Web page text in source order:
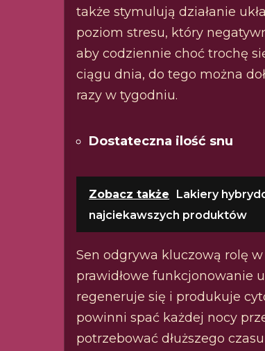
także stymulują działanie
poziom stresu, który
aby codziennie choć trochę
ciągu dnia, do tego można
razy w tygodniu.
Dostateczna ilość snu
Zobacz także
Lakiery
najciekawszych produktów
Sen odgrywa kluczową rolę
prawidłowe funkcjonowanie
regeneruje się i produkuje
powinni spać każdej nocy
potrzebować dłuższego